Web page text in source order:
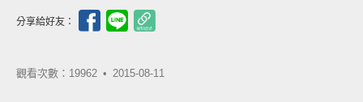
分享給好友：
觀看次數：19962 • 2015-08-11